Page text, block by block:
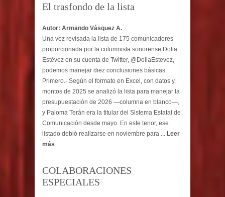
El trasfondo de la lista
Autor: Armando Vásquez A.
Una vez revisada la lista de 175 comunicadores
proporcionada por la columnista sonorense Dolia
Estévez en su cuenta de Twitter, @DoliaEstevez,
podemos manejar diez conclusiones básicas:
Primero.- Según el formato en Excel, con datos y
montos de 2025 se analizó la lista para manejar la
presupuestación de 2026 —columna en blanco—,
y Paloma Terán era la titular del Sistema Estatal de
Comunicación desde mayo. En este tenor, ese
listado debió realizarse en noviembre para ... Leer
más
COLABORACIONES
ESPECIALES